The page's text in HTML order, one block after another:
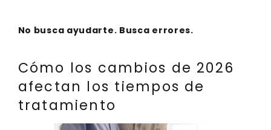
No busca ayudarte. Busca errores.
Cómo los cambios de 2026
afectan los tiempos de
tratamiento